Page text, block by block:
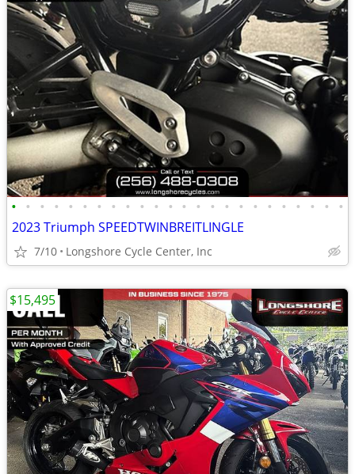
• • • • • • • • • • • • • • • • • • • • • • • •
2023 Triumph SPEEDTWINBREITLINGLE
7/10 Longshore Cycle Center, Inc
$15,495